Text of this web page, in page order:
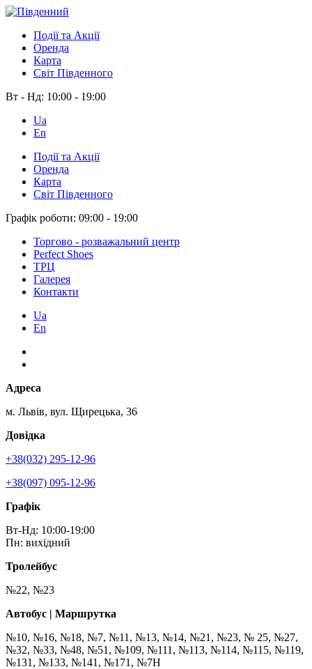
Події та Акції
Оренда
Карта
Світ Південного
Вт - Нд: 10:00 - 19:00
Ua
En
Події та Акції
Оренда
Карта
Світ Південного
Графік роботи: 09:00 - 19:00
Торгово - розважальний центр
Perfect Shoes
ТРЦ
Галерея
Контакти
Ua
En
Адреса
м. Львів, вул. Щирецька, 36
Довідка
+38(032) 295-12-96
+38(097) 095-12-96
Графік
Вт-Нд: 10:00-19:00
Пн: вихідний
Тролейбус
№22, №23
Автобус | Маршрутка
№10, №16, №18, №7, №11, №13, №14, №21, №23, № 25, №27,
№32, №33, №48, №51, №109, №111, №113, №114, №115, №119,
№131, №133, №141, №171, №7Н